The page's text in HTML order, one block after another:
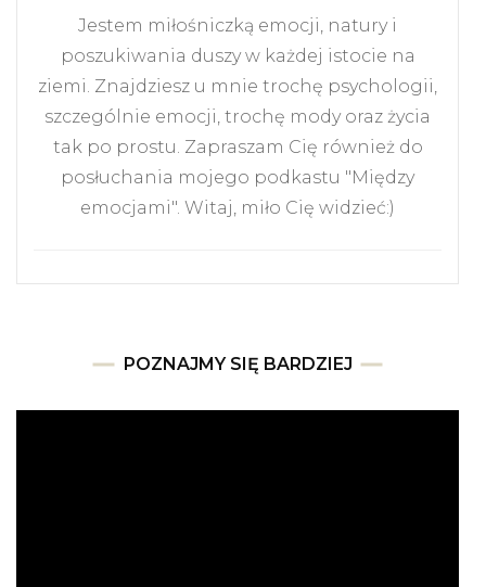
Jestem miłośniczką emocji, natury i
poszukiwania duszy w każdej istocie na
ziemi. Znajdziesz u mnie trochę psychologii,
szczególnie emocji, trochę mody oraz życia
tak po prostu. Zapraszam Cię również do
posłuchania mojego podkastu "Między
emocjami". Witaj, miło Cię widzieć:)
POZNAJMY SIĘ BARDZIEJ